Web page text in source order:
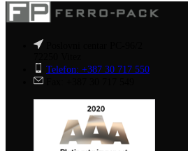
Telefon: +387 30 717 550